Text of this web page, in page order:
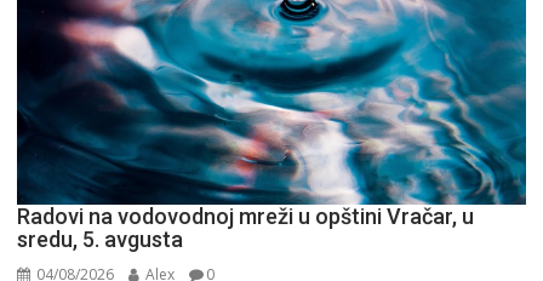
Radovi na vodovodnoj mreži u opštini Vračar, u
sredu, 5. avgusta
04/08/2026 Alex 0